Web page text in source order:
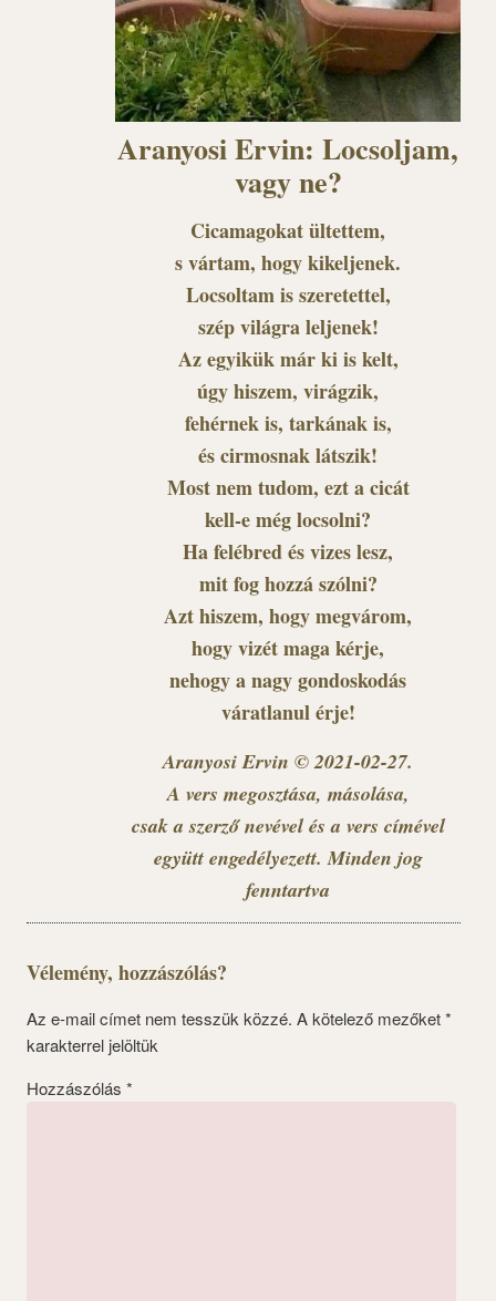
Aranyosi Ervin: Locsoljam,
vagy ne?
Cicamagokat ültettem,
s vártam, hogy kikeljenek.
Locsoltam is szeretettel,
szép világra leljenek!
Az egyikük már ki is kelt,
úgy hiszem, virágzik,
fehérnek is, tarkának is,
és cirmosnak látszik!
Most nem tudom, ezt a cicát
kell-e még locsolni?
Ha felébred és vizes lesz,
mit fog hozzá szólni?
Azt hiszem, hogy megvárom,
hogy vizét maga kérje,
nehogy a nagy gondoskodás
váratlanul érje!
Aranyosi Ervin © 2021-02-27.
A vers megosztása, másolása,
csak a szerző nevével és a vers címével
együtt engedélyezett. Minden jog
fenntartva
Vélemény, hozzászólás?
Az e-mail címet nem tesszük közzé. A kötelező mezőket*
karakterrel jelöltük
Hozzászólás *